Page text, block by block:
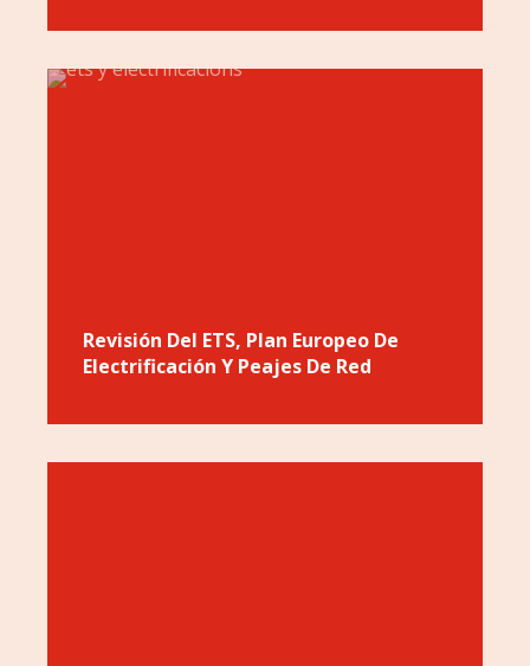
Revisión Del ETS, Plan Europeo De
Electrificación Y Peajes De Red